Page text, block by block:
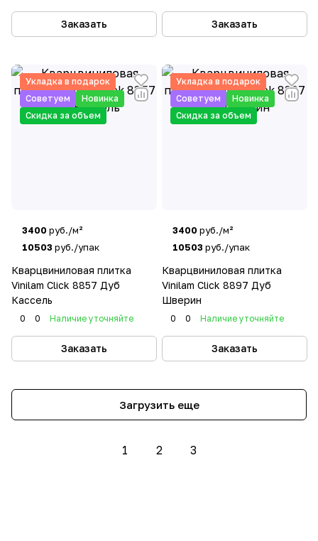
Заказать Заказать
Укладка в подарок
Советуем
Новинка
Скидка за объем
3400 руб./м²
10503 руб./упак
Кварцвиниловая плитка
Vinilam Click 8857 Дуб
Кассель
0 0 Наличие уточняйте
Заказать
Укладка в подарок
Советуем
Новинка
Скидка за объем
3400 руб./м²
10503 руб./упак
Кварцвиниловая плитка
Vinilam Click 8897 Дуб
Шверин
0 0 Наличие уточняйте
Заказать
Загрузить еще
1 2 3